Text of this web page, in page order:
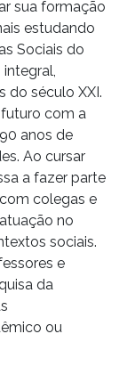
sua formação
estudando
Sociais do
do século XXI.
futuro com a
anos de
Ao cursar
a fazer parte
colegas e
no
sociais.
e
da
ou